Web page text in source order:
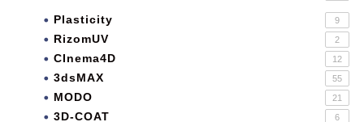
Plasticity 9
RizomUV 2
CInema4D 12
3dsMAX 55
MODO 21
3D-COAT 6